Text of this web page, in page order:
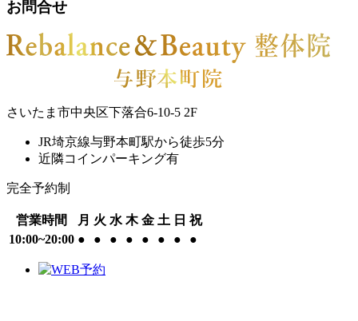
お問合せ
さいたま市中央区下落合6-10-5 2F
JR埼京線与野本町駅から徒歩5分
近隣コインパーキング有
完全予約制
営業時間 月 火 水 木 金 土 日 祝
10:00~20:00 ● ● ● ● ● ● ● ●